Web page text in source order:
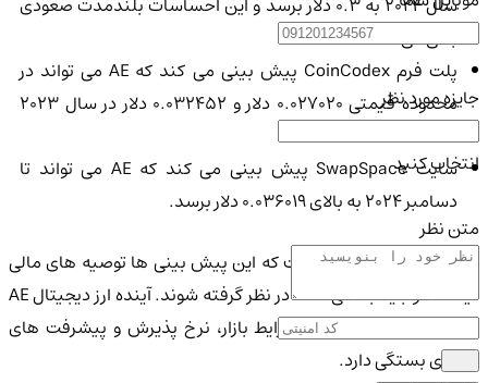
باقی می ماند.
پلت فرم CoinCodex پیش بینی می کند که AE می تواند در
محدوده قیمتی 0.027020 دلار و 0.032452 دلار در سال 2023
معامله کند.
سایت SwapSpace پیش بینی می کند که AE می تواند تا
دسامبر 2024 به بالای 0.036019 دلار برسد.
توجه به این نکته مهم است که این پیش بینی ها توصیه های مالی
نیستند و باید با کمی نمک در نظر گرفته شوند. آینده ارز دیجیتال AE
به عوامل زیادی از جمله شرایط بازار، نرخ پذیرش و پیشرفت های
فناوری بستگی دارد.
جایزه مورد نظر
انتخاب کنید
متن نظر